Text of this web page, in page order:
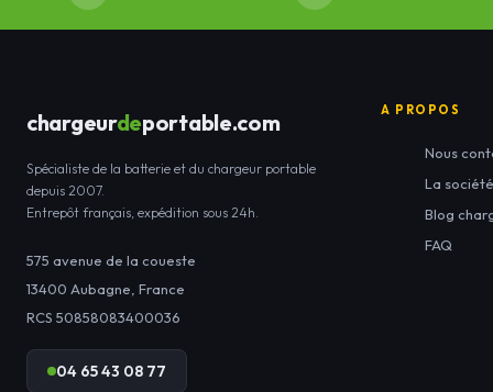
chargeurdeportable.com
Spécialiste de la batterie et du chargeur portable
depuis 2007.
Entrepôt français, expédition sous 24h.
575 avenue de la coueste
13400 Aubagne France
RCS 50858083400036
04 65 43 08 77
A PROPOS
Nous
La
Blog
FAQ